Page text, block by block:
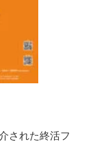
された終活フ